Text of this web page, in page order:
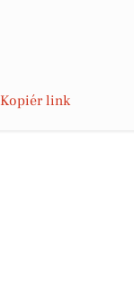
Kopiér link